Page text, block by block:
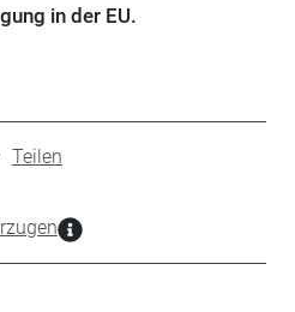
in der EU.
Teilen